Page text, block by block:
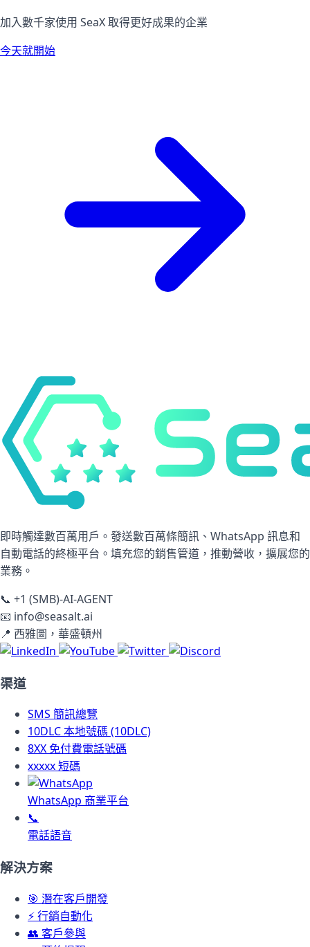
加入數千家使用 SeaX 取得更好成果的企業
今天就開始
即時觸達數百萬用戶。發送數百萬條簡訊、WhatsApp 訊息和
自動電話的終極平台。填充您的銷售管道，推動營收，擴展您的
業務。
📞 +1 (SMB)-AI-AGENT
📧 info@seasalt.ai
📍 西雅圖，華盛頓州
渠道
SMS 簡訊總覽
10DLC本地號碼 (10DLC)
8XX 免付費電話號碼
xxxxx短碼
WhatsApp 商業平台
📞
電話語音
解決方案
🎯 潛在客戶開發
⚡行銷自動化
👥 客戶參與